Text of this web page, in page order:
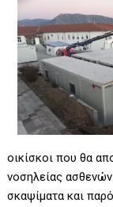
οικίσκοι που θα
νοσηλείας
σκαψίματα και